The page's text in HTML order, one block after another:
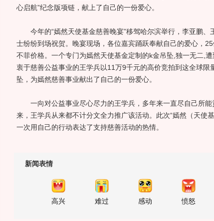
心启航”纪念版项链，献上了自己的一份爱心。
今年的“嫣然天使基金慈善晚宴”移驾哈尔滨举行，李亚鹏、
士纷纷到场祝贺。晚宴现场，各位嘉宾踊跃奉献自己的爱心，
不菲价格。一个专门为嫣然天使基金定制的k金吊坠,独一无二,
衷于慈善公益事业的王学兵以11万9千元的高价竞拍到这全球限
坠，为嫣然慈善事业献出了自己的一份爱心。
一向对公益事业尽心尽力的王学兵，多年来一直尽自己所能
来，王学兵从来都不计分文全力推广该活动。此次“嫣然（天使
一次用自己的行动表达了支持慈善活动的热情。
新闻表情
高兴 难过 感动 愤怒